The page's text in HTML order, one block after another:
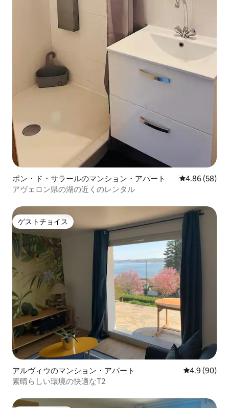
ポン・ド・サラールのマンション・アパート レビュー58
4.86 (58)
アヴェロン県の湖の近くのレンタル
ゲストチョイス
ゲストチョイス
アルヴィウのマンション・アパート レビュー90
4.9 (90)
素晴らしい環境の快適なT2